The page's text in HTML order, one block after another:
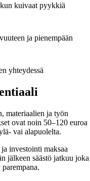
kuivaat pyykkiä
ja pienempään
yhteydessä
materiaalien ja työn
ovat noin 50–120 euroa
vai alapuolelta.
investointi maksaa
jälkeen säästö jatkuu joka